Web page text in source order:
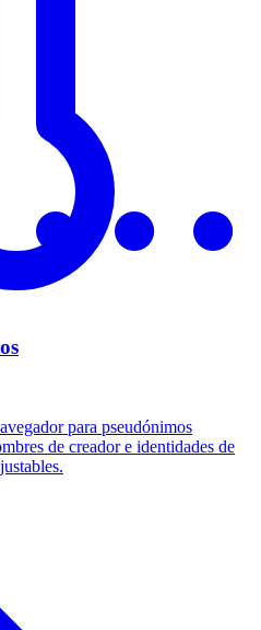
para pseudónimos
de creador e identidades de